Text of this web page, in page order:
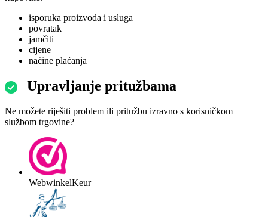
isporuka proizvoda i usluga
povratak
jamčiti
cijene
načine plaćanja
Upravljanje pritužbama
Ne možete riješiti problem ili pritužbu izravno s korisničkom
službom trgovine?
WebwinkelKeur